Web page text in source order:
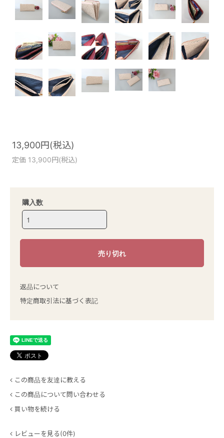
13,900円(税込)
定価 13,900円(税込)
購入数
返品について
特定商取引法に基づく表記
この商品を友達に教える
この商品について問い合わせる
買い物を続ける
レビューを見る(0件)